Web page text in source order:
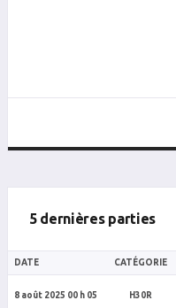
5 dernières parties
DATE CATÉGORIE
8 août 2025 00 h 05 H30R